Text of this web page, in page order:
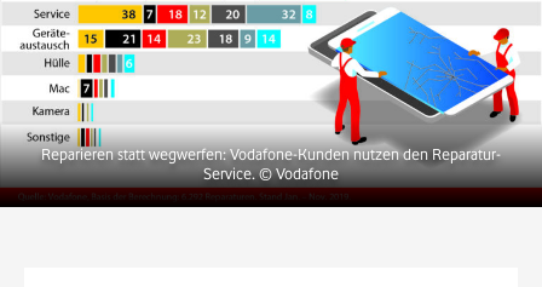
Reparieren statt wegwerfen: Vodafone-Kunden nutzen den Reparatur-
Service. © Vodafone